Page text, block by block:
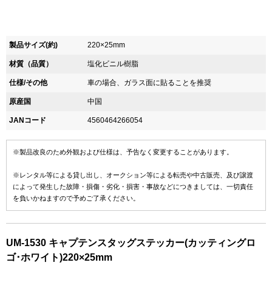
製品サイズ(約) 220×25mm
材質（品質） 塩化ビニル樹脂
仕様/その他 車の場合、ガラス面に貼ることを推奨
原産国 中国
JANコード 4560464266054
※製品改良のため外観および仕様は、予告なく変更することがあります。
※レンタル等による貸し出し、オークション等による転売や中古販売、及び譲渡
によって発生した故障・損傷・劣化・損害・事故などにつきましては、一切責任
を負いかねますので予めご了承ください。
UM-1530 キャプテンスタッグステッカー(カッティングロ
ゴ･ホワイト)220×25mm